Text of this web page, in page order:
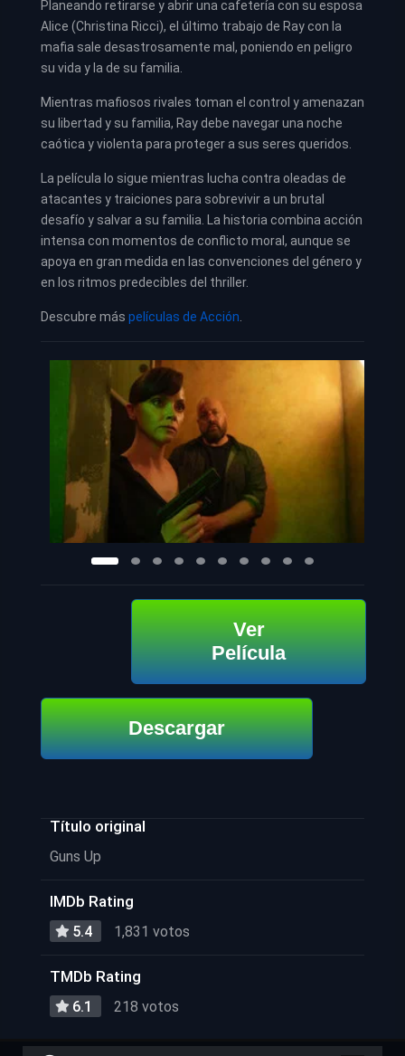
Planeando retirarse y abrir una cafetería con su esposa
Alice (Christina Ricci), el último trabajo de Ray con la
mafia sale desastrosamente mal, poniendo en peligro
su vida y la de su familia.
Mientras mafiosos rivales toman el control y amenazan
su libertad y su familia, Ray debe navegar una noche
caótica y violenta para proteger a sus seres queridos.
La película lo sigue mientras lucha contra oleadas de
atacantes y traiciones para sobrevivir a un brutal
desafío y salvar a su familia. La historia combina acción
intensa con momentos de conflicto moral, aunque se
apoya en gran medida en las convenciones del género y
en los ritmos predecibles del thriller.
Descubre más películas de Acción
Ver
Película
Descargar
Título original
Guns Up
IMDb Rating
5.4 1,831 votos
TMDb Rating
6.1 218 votos